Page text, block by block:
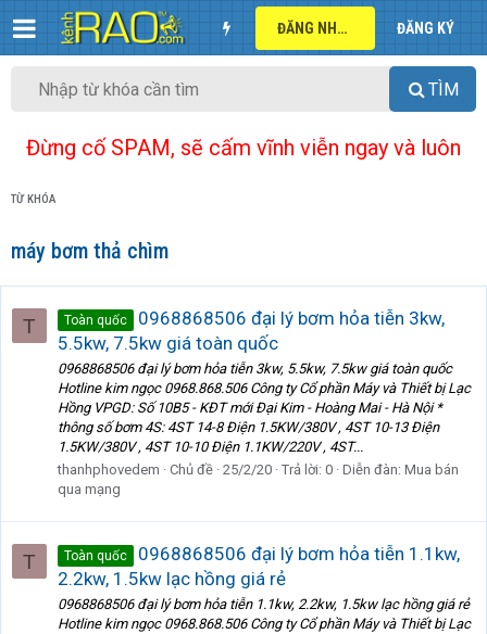
ĐĂNG NHẬP ĐĂNG KÝ
TÌM
Đừng cố SPAM, sẽ cấm vĩnh viễn ngay và luôn
TỪ KHÓA
máy bơm thả chìm
T Toàn quốc
0968868506 đại lý bơm hỏa tiễn 3kw,
5.5kw, 7.5kw giá toàn quốc
0968868506 đại lý bơm hỏa tiễn 3kw, 5.5kw, 7.5kw giá toàn quốc
Hotline kim ngọc 0968.868.506 Công ty Cổ phần Máy và Thiết bị Lạc
Hồng VPGD: Số 10B5 - KĐT mới Đại Kim - Hoàng Mai - Hà Nội *
thông số bơm 4S: 4ST 14-8 Điện 1.5KW/380V , 4ST 10-13 Điện
1.5KW/380V , 4ST 10-10 Điện 1.1KW/220V , 4ST...
thanhphovedem
Chủ đề 25/2/20 Trả lời: 0 Diễn đàn: Mua bán
qua mạng
T Toàn quốc
0968868506 đại lý bơm hỏa tiễn 1.1kw,
2.2kw, 1.5kw lạc hồng giá rẻ
0968868506 đại lý bơm hỏa tiễn 1.1kw, 2.2kw, 1.5kw lạc hồng giá rẻ
Hotline kim ngọc 0968.868.506 Công ty Cổ phần Máy và Thiết bị Lạc